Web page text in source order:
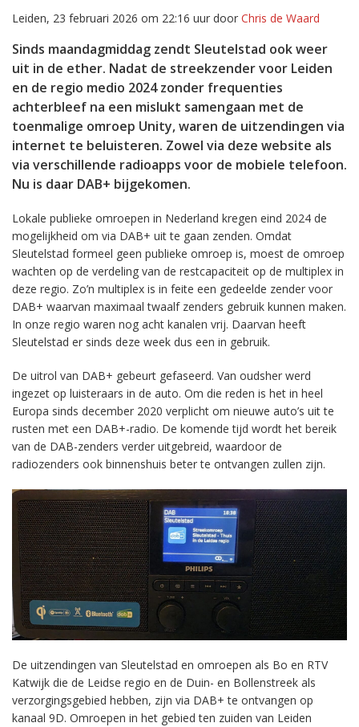
Leiden, 23 februari 2026 om 22:16 uur door Chris de Waard
Sinds maandagmiddag zendt Sleutelstad ook weer
uit in de ether. Nadat de streekzender voor Leiden
en de regio medio 2024 zonder frequenties
achterbleef na een mislukt samengaan met de
toenmalige omroep Unity, waren de uitzendingen via
internet te beluisteren. Zowel via deze website als
via verschillende radioapps voor de mobiele telefoon.
Nu is daar DAB+ bijgekomen.
Lokale publieke omroepen in Nederland kregen eind 2024 de
mogelijkheid om via DAB+ uit te gaan zenden. Omdat
Sleutelstad formeel geen publieke omroep is, moest de omroep
wachten op de verdeling van de restcapaciteit op de multiplex in
deze regio. Zo’n multiplex is in feite een gedeelde zender voor
DAB+ waarvan maximaal twaalf zenders gebruik kunnen maken.
In onze regio waren nog acht kanalen vrij. Daarvan heeft
Sleutelstad er sinds deze week dus een in gebruik.
De uitrol van DAB+ gebeurt gefaseerd. Van oudsher werd
ingezet op luisteraars in de auto. Om die reden is het in heel
Europa sinds december 2020 verplicht om nieuwe auto’s uit te
rusten met een DAB+-radio. De komende tijd wordt het bereik
van de DAB-zenders verder uitgebreid, waardoor de
radiozenders ook binnenshuis beter te ontvangen zullen zijn.
De uitzendingen van Sleutelstad en omroepen als Bo en RTV
Katwijk die de Leidse regio en de Duin- en Bollenstreek als
verzorgingsgebied hebben, zijn via DAB+ te ontvangen op
kanaal 9D. Omroepen in het gebied ten zuiden van Leiden